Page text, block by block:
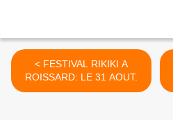
< FESTIVAL RIKIKI A
ROISSARD: LE 31 AOUT.